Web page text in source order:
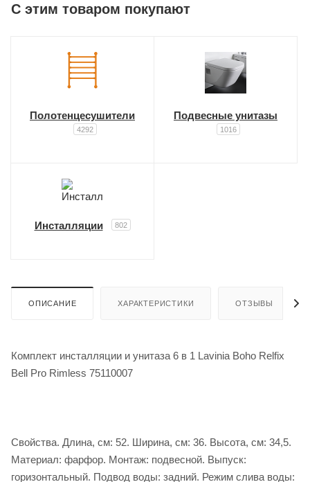
C этим товаром покупают
Полотенцесушители
4292
Подвесные унитазы
1016
Инсталляции 802
ОПИСАНИЕ ХАРАКТЕРИСТИКИ ОТЗЫВЫ
Комплект инсталляции и унитаза 6 в 1 Lavinia Boho Relfix
Bell Pro Rimless 75110007
Свойства. Длина, см: 52. Ширина, см: 36. Высота, см: 34,5.
Материал: фарфор. Монтаж: подвесной. Выпуск:
горизонтальный. Подвод воды: задний. Режим слива воды: